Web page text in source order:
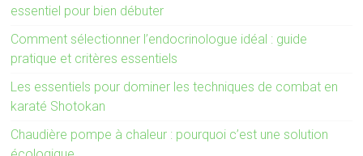
essentiel pour bien débuter
Comment sélectionner l’endocrinologue idéal : guide
pratique et critères essentiels
Les essentiels pour dominer les techniques de combat en
karaté Shotokan
Chaudière pompe à chaleur : pourquoi c’est une solution